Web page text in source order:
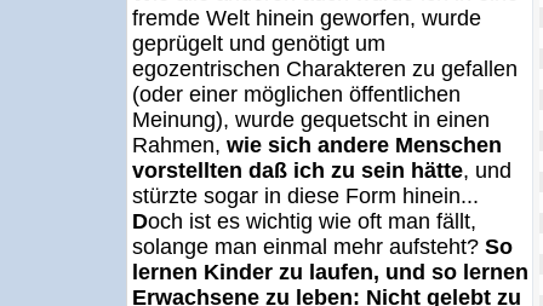
fremde Welt hinein geworfen, wurde
geprügelt und genötigt um
egozentrischen Charakteren zu gefallen
(oder einer möglichen öffentlichen
Meinung), wurde gequetscht in einen
Rahmen, wie sich andere Menschen
vorstellten daß ich zu sein hätte, und
stürzte sogar in diese Form hinein...
Doch ist es wichtig wie oft man fällt,
solange man einmal mehr aufsteht? So
lernen Kinder zu laufen, und so lernen
Erwachsene zu leben: Nicht gelebt zu